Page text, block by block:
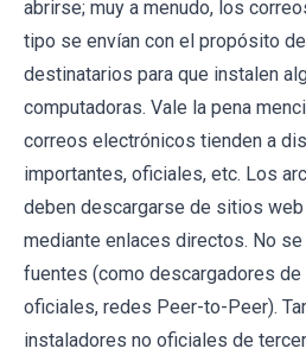
abrirse; muy a menudo, los
tipo se envían con el propósito
destinatarios para que instalen
computadoras. Vale la pena
correos electrónicos tienden a
importantes, oficiales, etc. Los
deben descargarse de sitios
mediante enlaces directos. No
fuentes (como descargadores de
oficiales, redes Peer-to-Peer).
instaladores no oficiales de